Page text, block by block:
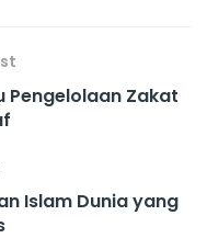
Pengelolaan Zakat
Islam Dunia yang